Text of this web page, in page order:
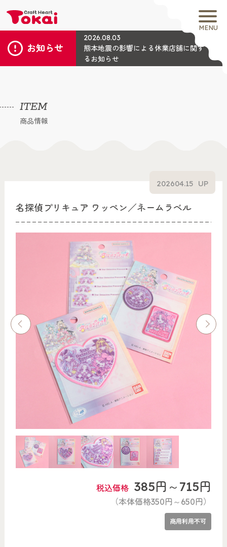
MENU
お知らせ
2026.08.03
熊本地震の影響による休業店舗に関す
るお知らせ
ITEM
商品情報
名探偵プリキュア ワッペン／ネームラベル
202604.15 UP
税込価格 385円～715円
（本体価格350円～650円）
商用利用不可